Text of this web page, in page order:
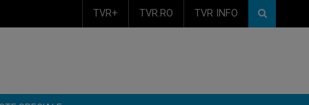
TVR+ TVR.RO TVR INFO